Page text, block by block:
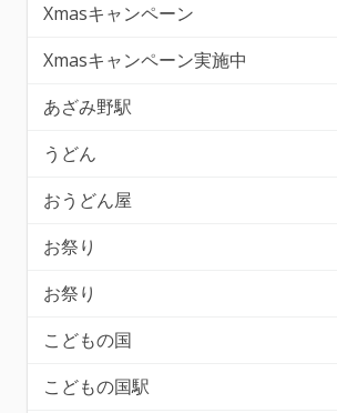
Xmasキャンペーン
Xmasキャンペーン実施中
あざみ野駅
うどん
おうどん屋
お祭り
お祭り
こどもの国
こどもの国駅